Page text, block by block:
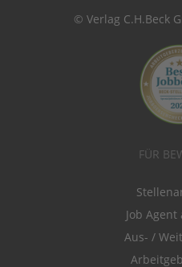
© Verlag C.H.Beck
FÜR
Job
Aus- /